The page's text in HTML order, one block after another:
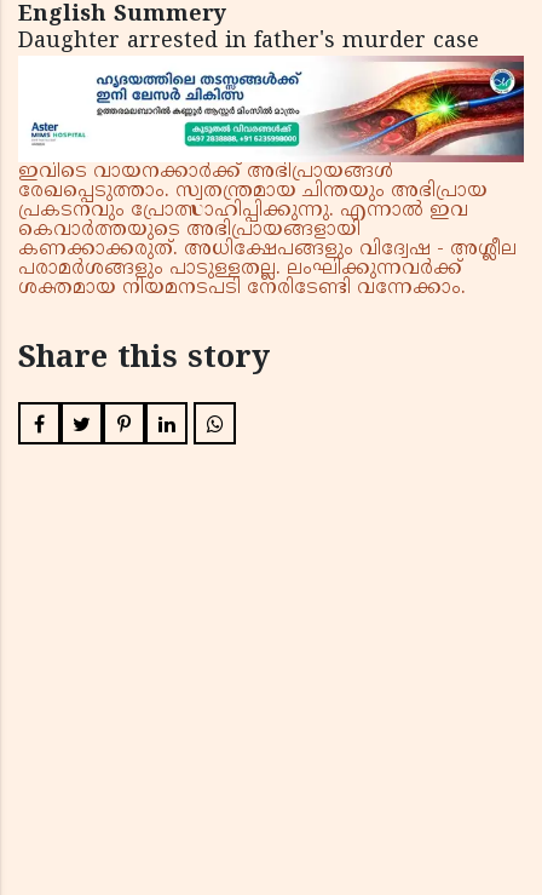
English Summery
Daughter arrested in father's murder case
ഇവിടെ വായനക്കാർക്ക് അഭിപ്രായങ്ങൾ
രേഖപ്പെടുത്താം. സ്വതന്ത്രമായ ചിന്തയും അഭിപ്രായ
പ്രകടനവും പ്രോത്സാഹിപ്പിക്കുന്നു. എന്നാൽ ഇവ
കെവാർത്തയുടെ അഭിപ്രായങ്ങളായി
കണക്കാക്കരുത്. അധിക്ഷേപങ്ങളും വിദ്വേഷ - അശ്ലീല
പരാമർശങ്ങളും പാടുള്ളതല്ല. ലംഘിക്കുന്നവർക്ക്
ശക്തമായ നിയമനടപടി നേരിടേണ്ടി വന്നേക്കാം.
Share this story